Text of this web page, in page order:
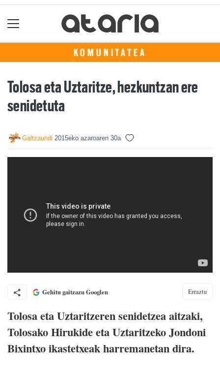
KOMUNITATEA
Tolosa eta Uztaritze, hezkuntzan ere
senidetuta
Galtzaundi 2015eko azaroaren 30a
Gehitu gaitzazu Googlen Erraztu
Tolosa eta Uztaritzeren senidetzea aitzaki,
Tolosako Hirukide eta Uztaritzeko Jondoni
Bixintxo ikastetxeak harremanetan dira.